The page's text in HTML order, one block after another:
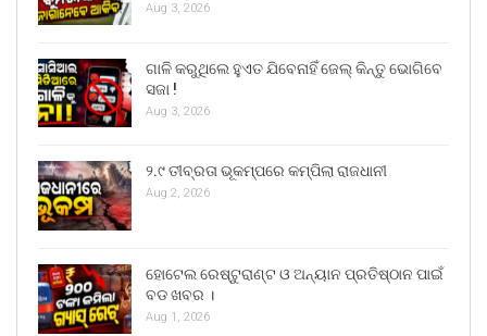
Aug 3, 2026
ଗାଳି କରୁଥିଲେ ହୁଏତ ଯିବେନାହିଁ ଜେଲ୍ କିନ୍ତୁ ଭୋଗିବେ
ସଜା !
Aug 3, 2026
୨.୯ ତୀବ୍ରତା ଭୂକମ୍ପରେ କମ୍ପିଲା ରାଜଧାନୀ
Aug 2, 2026
ହୋଟେଲ ରେଷ୍ଟୁରାଣ୍ଟ ଓ ଅନ୍ୟାନ ପ୍ରତିଷ୍ଠାନ ପାଇଁ
ବଡ ଖବର ।
Aug 1, 2026